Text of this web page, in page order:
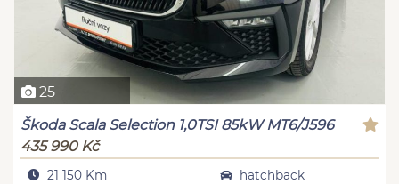
25
Škoda Scala Selection 1,0TSI 85kW MT6/J596
435 990 Kč
21 150 Km
hatchback